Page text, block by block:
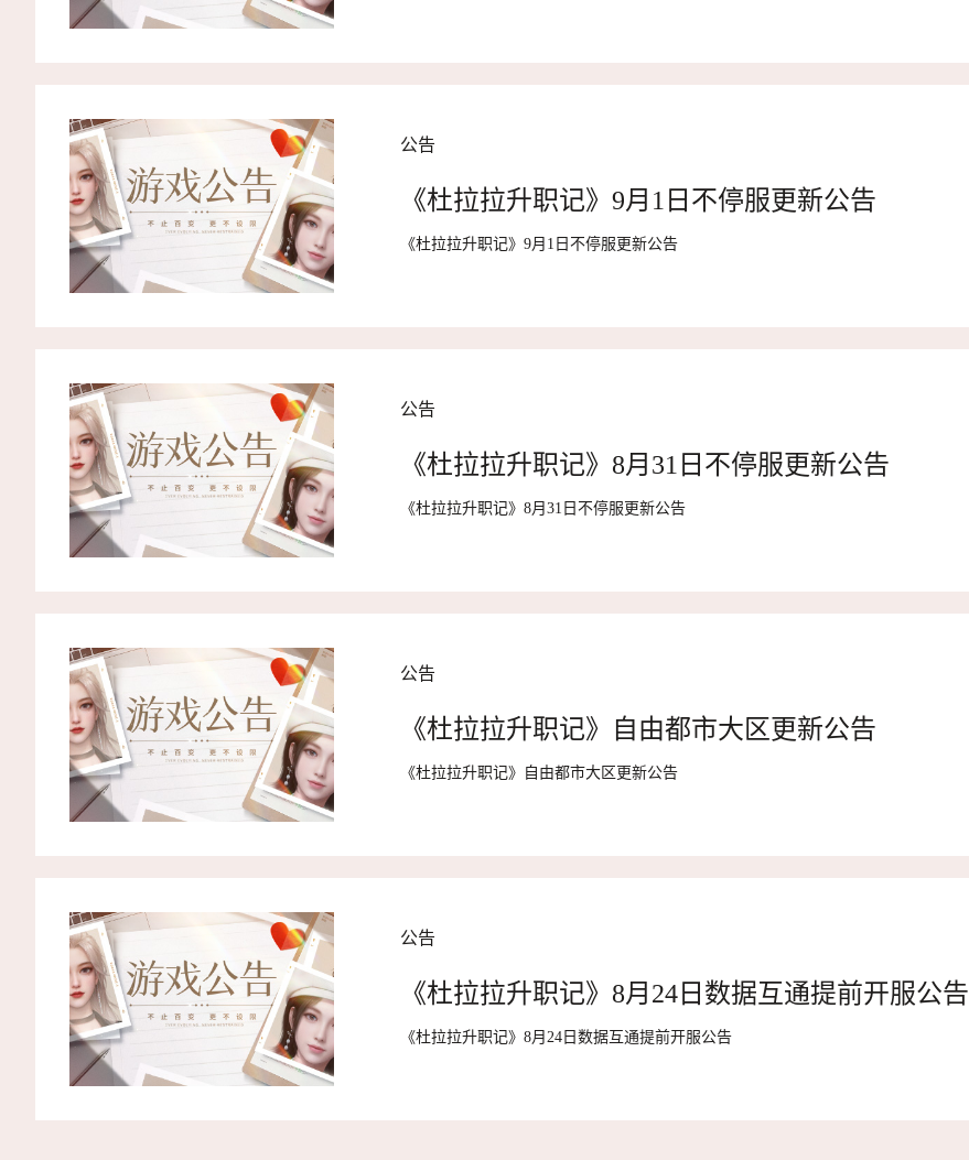
公告
《杜拉拉升职记》9月1日不停服更新公告
《杜拉拉升职记》9月1日不停服更新公告
公告
《杜拉拉升职记》8月31日不停服更新公告
《杜拉拉升职记》8月31日不停服更新公告
公告
《杜拉拉升职记》自由都市大区更新公告
《杜拉拉升职记》自由都市大区更新公告
公告
《杜拉拉升职记》8月24日数据互通提前开服公告
《杜拉拉升职记》8月24日数据互通提前开服公告